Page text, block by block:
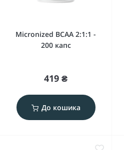
Micronized BCAA 2:1:1 -
200 капс
419 ₴
До кошика